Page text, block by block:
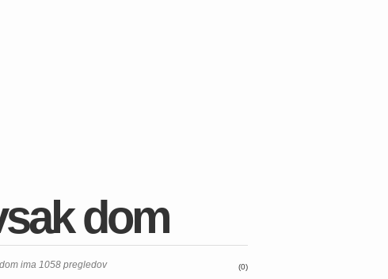
dom
ima 1058 pregledov (0)